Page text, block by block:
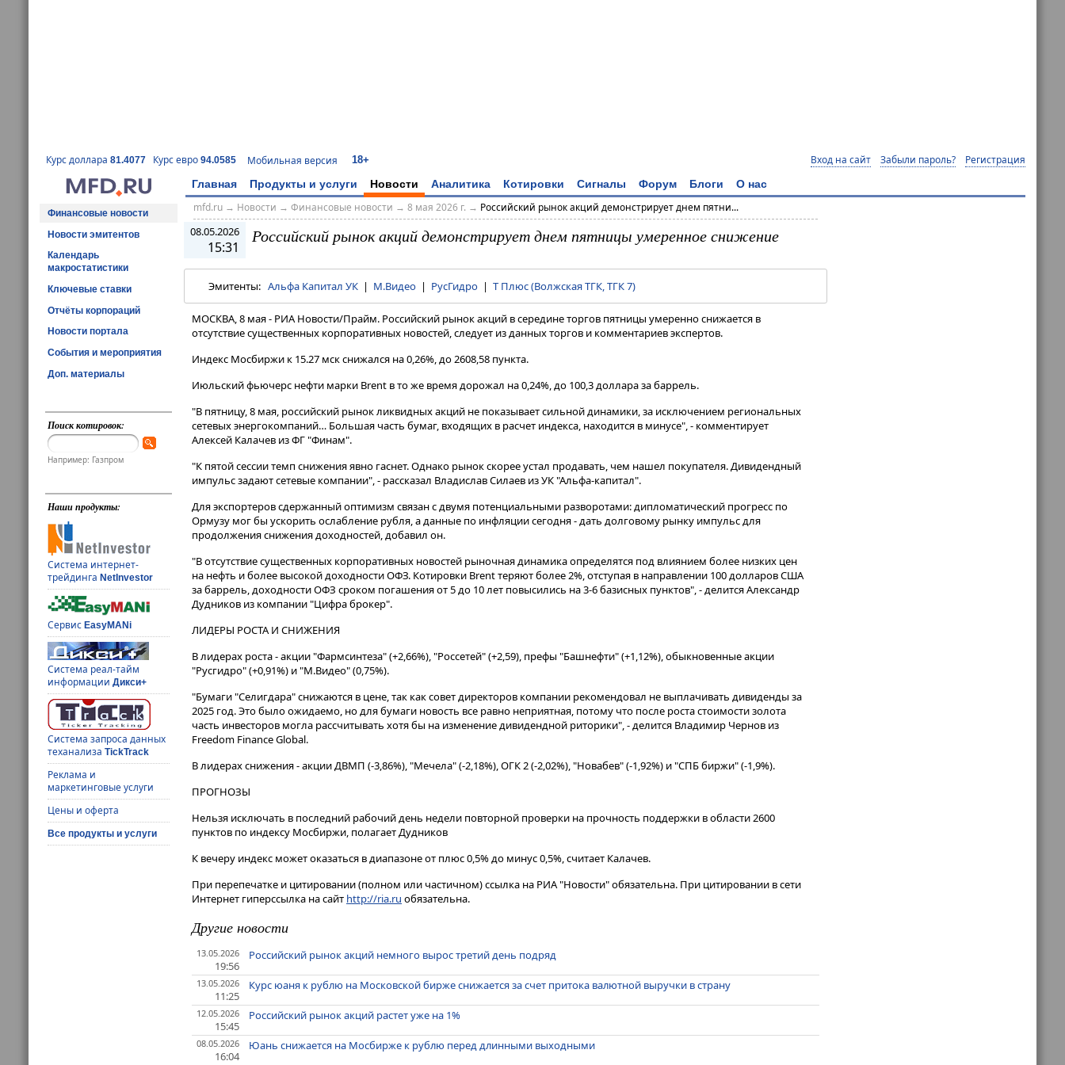
Курс доллара 81.4077 Курс евро 94.0585 Мобильная версия 18+ Вход на сайт Забыли пароль? Регистрация
Главная Продукты и услуги Новости Аналитика Котировки Сигналы Форум Блоги О нас
Финансовые новости
Новости эмитентов
Календарь
макростатистики
Ключевые ставки
Отчёты корпораций
Новости портала
События и мероприятия
Доп. материалы
Поиск котировок:
Например: Газпром
Наши продукты:
Система интернет-
трейдингаNetInvestor
СервисEasyMANi
Система реал-тайм
информацииДикси+
Система запроса данных
теханализаTickTrack
Реклама и
маркетинговые услуги
Цены и оферта
Все продукты и услуги
mfd.ru→ Новости → Финансовые новости → 8 мая 2026 г. → Российский рынок акций демонстрирует днем пятни...
08.05.2026
15:31
Российский рынок акций демонстрирует днем пятницы умеренное снижение
Эмитенты: Альфа Капитал УК | М.Видео | РусГидро | Т Плюс (Волжская ТГК, ТГК 7)
МОСКВА, 8 мая - РИА Новости/Прайм. Российский рынок акций в середине торгов пятницы умеренно снижается в
отсутствие существенных корпоративных новостей, следует из данных торгов и комментариев экспертов.
Индекс Мосбиржи к 15​​​.27 мск снижался на 0,26%, до 2608,58 пункта.
Июльский фьючерс нефти марки Brent в то же время дорожал на 0,24%, до 100,3 доллара за баррель.
"В пятницу, 8 мая, российский рынок ликвидных акций не показывает сильной динамики, за исключением региональных
сетевых энергокомпаний… Большая часть бумаг, входящих в расчет индекса, находится в минусе", - комментирует
Алексей Калачев из ФГ "Финам".
"К пятой сессии темп снижения явно гаснет. Однако рынок скорее устал продавать, чем нашел покупателя. Дивидендный
импульс задают сетевые компании", - рассказал Владислав Силаев из УК "Альфа-капитал".
Для экспортеров сдержанный оптимизм связан с двумя потенциальными разворотами: дипломатический прогресс по
Ормузу мог бы ускорить ослабление рубля, а данные по инфляции сегодня - дать долговому рынку импульс для
продолжения снижения доходностей, добавил он.
"В отсутствие существенных корпоративных новостей рыночная динамика определятся под влиянием более низких цен
на нефть и более высокой доходности ОФЗ. Котировки Brent теряют более 2%, отступая в направлении 100 долларов США
за баррель, доходности ОФЗ сроком погашения от 5 до 10 лет повысились на 3-6 базисных пунктов", - делится Александр
Дудников из компании "Цифра брокер".
ЛИДЕРЫ РОСТА И СНИЖЕНИЯ
В лидерах роста - акции "Фармсинтеза" (+2,66%), "Россетей" (+2,59), префы "Башнефти" (+1,12%), обыкновенные акции
"Русгидро" (+0,91%) и "М.Видео" (0,75%).
"Бумаги "Селигдара" снижаются в цене, так как совет директоров компании рекомендовал не выплачивать дивиденды за
2025 год. Это было ожидаемо, но для бумаги новость все равно неприятная, потому что после роста стоимости золота
часть инвесторов могла рассчитывать хотя бы на изменение дивидендной риторики", - делится Владимир Чернов из
Freedom Finance Global.
В лидерах снижения - акции ДВМП (-3,86%), "Мечела" (-2,18%), ОГК 2 (-2,02%), "Новабев" (-1,92%) и "СПБ биржи" (-1,9%).
ПРОГНОЗЫ
Нельзя исключать в последний рабочий день недели повторной проверки на прочность поддержки в области 2600
пунктов по индексу Мосбиржи, полагает Дудников
К вечеру индекс может оказаться в диапазоне от плюс 0,5% до минус 0,5%, считает Калачев.
При перепечатке и цитировании (полном или частичном) ссылка на РИА "Новости" обязательна. При цитировании в сети
Интернет гиперссылка на сайт http://ria.ru обязательна.
Другие новости
13.05.2026
19:56
Российский рынок акций немного вырос третий день подряд
13.05.2026
11:25
Курс юаня к рублю на Московской бирже снижается за счет притока валютной выручки в страну
12.05.2026
15:45
Российский рынок акций растет уже на 1%
08.05.2026
16:04
Юань снижается на Мосбирже к рублю перед длинными выходными